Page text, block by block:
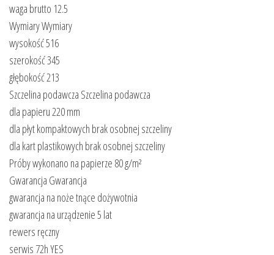
waga brutto 12.5
Wymiary Wymiary
wysokość 516
szerokość 345
głębokość 213
Szczelina podawcza Szczelina podawcza
dla papieru 220 mm
dla płyt kompaktowych brak osobnej szczeliny
dla kart plastikowych brak osobnej szczeliny
Próby wykonano na papierze 80 g/m²
Gwarancja Gwarancja
gwarancja na noże tnące dożywotnia
gwarancja na urządzenie 5 lat
rewers ręczny
serwis 72h YES